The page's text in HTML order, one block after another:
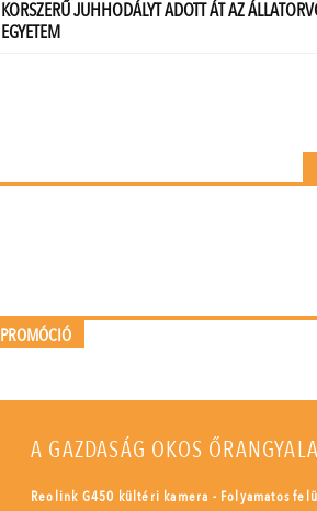
PROMÓCIÓ
A GAZDASÁG OKOS ŐRANGYALA
Reolink G450 kültéri kamera - Folyamatos